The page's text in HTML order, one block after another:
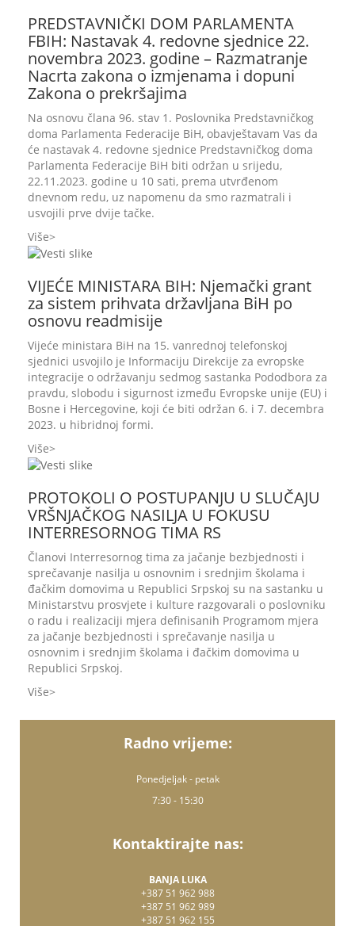
PREDSTAVNIČKI DOM PARLAMENTA
FBIH: Nastavak 4. redovne sjednice 22.
novembra 2023. godine – Razmatranje
Nacrta zakona o izmjenama i dopuni
Zakona o prekršajima
Na osnovu člana 96. stav 1. Poslovnika Predstavničkog
doma Parlamenta Federacije BiH, obavještavam Vas da
će nastavak 4. redovne sjednice Predstavničkog doma
Parlamenta Federacije BiH biti održan u srijedu,
22.11.2023. godine u 10 sati, prema utvrđenom
dnevnom redu, uz napomenu da smo razmatrali i
usvojili prve dvije tačke.
Više
VIJEĆE MINISTARA BIH: Njemački grant
za sistem prihvata državljana BiH po
osnovu readmisije
Vijeće ministara BiH na 15. vanrednoj telefonskoj
sjednici usvojilo je Informaciju Direkcije za evropske
integracije o održavanju sedmog sastanka Pododbora za
pravdu, slobodu i sigurnost između Evropske unije (EU) i
Bosne i Hercegovine, koji ćе biti održan 6. i 7. decembra
2023. u hibridnoj formi.
Više
PROTOKOLI O POSTUPANJU U SLUČAJU
VRŠNJAČKOG NASILJA U FOKUSU
INTERRESORNOG TIMA RS
Članovi Interresornog tima za jačanje bezbjednosti i
sprečavanje nasilja u osnovnim i srednjim školama i
đačkim domovima u Republici Srpskoj su na sastanku u
Ministarstvu prosvjete i kulture razgovarali o poslovniku
o radu i realizaciji mjera definisanih Programom mjera
za jačanje bezbjednosti i sprečavanje nasilja u
osnovnim i srednjim školama i đačkim domovima u
Republici Srpskoj.
Više
Radno vrijeme:
Ponedjeljak - petak
7:30 - 15:30
Kontaktirajte nas:
BANJA LUKA
+387 51 962 988
+387 51 962 989
+387 51 962 155